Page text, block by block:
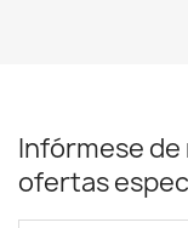
Infórmese
ofertas